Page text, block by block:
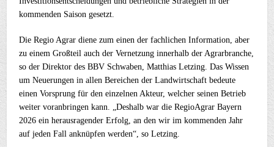
kommenden Saison gesetzt.
Die Regio Agrar diene zum einen der fachlichen Information, aber
zu einem Großteil auch der Vernetzung innerhalb der Agrarbranche,
so der Direktor des BBV Schwaben, Matthias Letzing. Das Wissen
um Neuerungen in allen Bereichen der Landwirtschaft bedeute
einen Vorsprung für den einzelnen Akteur, welcher seinen Betrieb
weiter voranbringen kann. „Deshalb war die RegioAgrar Bayern
2026 ein herausragender Erfolg, an den wir im kommenden Jahr
auf jeden Fall anknüpfen werden“, so Letzing.